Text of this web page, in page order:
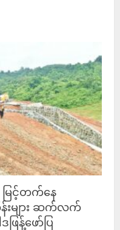
ြင့်တက်နေ
းများ ဆက်လက်
ြန့်ဖော်ပြ